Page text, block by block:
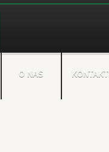
O NAS KONTAKTI